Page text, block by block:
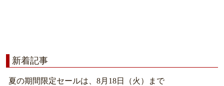
新着記事
夏の期間限定セールは、8月18日（火）まで